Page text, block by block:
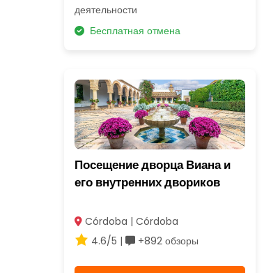
деятельности
Бесплатная отмена
Посещение дворца Виана и
его внутренних двориков
Córdoba | Córdoba
4.6/5 |
+892 обзоры